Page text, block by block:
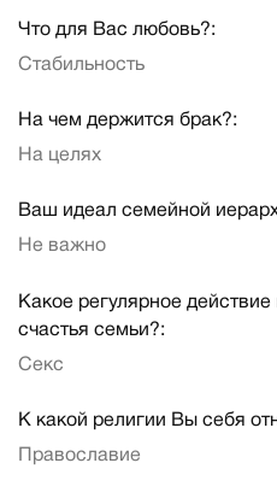
Что для Вас любовь?:
Стабильность
На чем держится брак?:
На целях
Ваш идеал семейной
Не важно
Какое регулярное
счастья семьи?:
Секс
К какой религии Вы себя
Православие